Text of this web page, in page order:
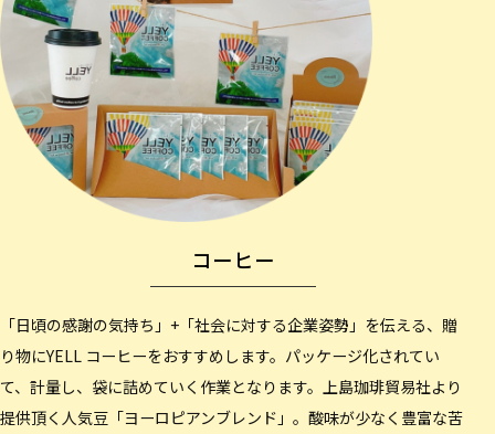
コーヒー
「日頃の感謝の気持ち」+「社会に対する企業姿勢」を伝える、贈
り物にYELL コーヒーをおすすめします。パッケージ化されてい
て、計量し、袋に詰めていく作業となります。上島珈琲貿易社より
提供頂く人気豆「ヨーロピアンブレンド」。酸味が少なく豊富な苦